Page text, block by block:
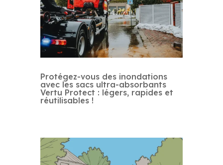
Protégez-vous des inondations
avec les sacs ultra-absorbants
Vertu Protect : légers, rapides et
réutilisables !